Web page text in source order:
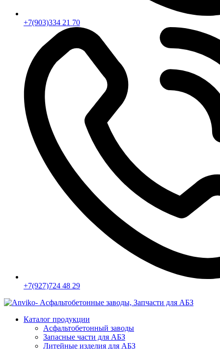
+7(903)334 21 70
+7(927)724 48 29
Каталог продукции
Асфальтобетонный заводы
Запасные части для АБЗ
Литейные изделия для АБЗ